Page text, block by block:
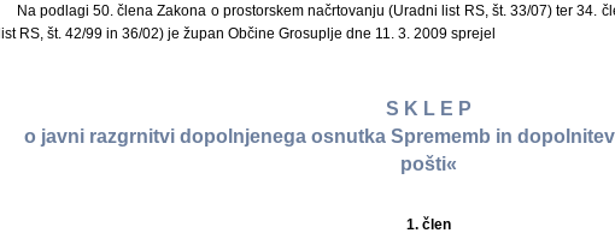
Na podlagi 50. člena Zakona o prostorskem načrtovanju (Uradni list RS, št. 33/07) ter 34.
list RS, št. 42/99 in 36/02) je župan Občine Grosuplje dne 11. 3. 2009 sprejel
S K L E P
o javni razgrnitvi dopolnjenega osnutka Sprememb in
pošti«
1. člen